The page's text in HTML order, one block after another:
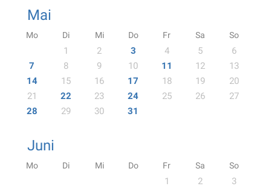
Mai
Mo Di Mi Do Fr Sa So
1 2 3 4 5
6
7
8 9 10 11 12
13
14
15 16 17 18 19
20
21
22 23 24 25 26
27
28
29 30 31
Juni
Mo Di Mi Do Fr Sa So
1 2
3